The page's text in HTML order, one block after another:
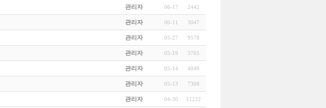
관리자 06-17 2442
관리자 06-11 3047
관리자 05-27 9578
관리자 05-19 3765
관리자 05-14 4049
관리자 05-13 7308
관리자 04-30 11222